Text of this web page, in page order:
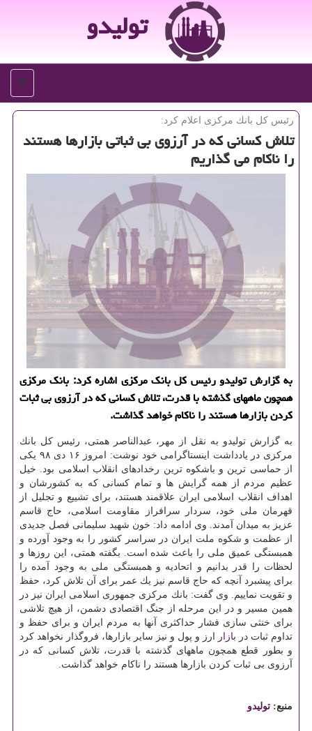
تولیدو
منو
رئیس كل بانك مركزی اعلام كرد:
تلاش كسانی كه در آرزوی بی ثباتی بازارها هستند
را ناكام می گذاریم
به گزارش تولیدو رئیس كل بانك مركزی اشاره كرد: بانك مركزی
همچون ماههای گذشته با قدرت، تلاش كسانی كه در آرزوی بی ثبات
كردن بازارها هستند را ناكام خواهد گذاشت.
به گزارش تولیدو به نقل از مهر، عبدالناصر همتی، رئیس كل بانك
مركزی در یادداشت اینستاگرامی خود نوشت: امروز ۱۶ دی ۹۸ یكی
از حماسی ترین و باشكوه ترین رخدادهای انقلاب اسلامی بود. خیل
عظیم مردم از همه گرایش ها و تمام كسانی كه به كشورشان و
اهداف انقلاب اسلامی ایران علاقمند هستند، برای تشییع و تجلیل از
قهرمان ملی خود، سردار سرافراز مقاومت اسلامی، حاج قاسم
عزیز به میدان آمدند. وی ادامه داد: خون شهید سلیمانی فصل جدیدی
از عظمت و شكوه ملت ایران در سراسر كشور را به وجود آورده و
همبستگی عمیق ملی را باعث شده است. بگفته همتی، این روزها و
لحظات را قدر بدانیم و اتحادیه و همبستگی ملی به وجود آمده را
برای پیشبرد آنچه كه حاج قاسم نیز یك عمر برای آن تلاش كرد، حفظ
و تقویت نماییم. وی گفت: بانك مركزی جمهوری اسلامی ایران نیز در
همین مسیر و در این مرحله از جنگ اقتصادی دشمن، از هیچ تلاشی
برای خنثی سازی فشار حداكثری آنها به مردم ایران و برای حفظ و
تداوم ثبات در بازار
ارز و پول و نیز سایر بازارها، فروگذار نخواهد كرد
و بطور قطع همچون ماههای گذشته با قدرت، تلاش كسانی كه در
آرزوی بی ثبات كردن بازارها هستند را ناكام خواهد گذاشت.
منبع: تولیدو